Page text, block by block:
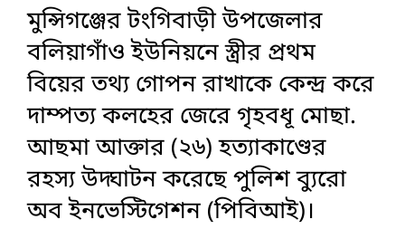
মুন্সিগঞ্জের টংগিবাড়ী উপজেলার
বলিয়াগাঁও ইউনিয়নে স্ত্রীর প্রথম
বিয়ের তথ্য গোপন রাখাকে কেন্দ্র করে
দাম্পত্য কলহের জেরে গৃহবধূ মোছা.
আছমা আক্তার (২৬) হত্যাকাণ্ডের
রহস্য উদ্ঘাটন করেছে পুলিশ ব্যুরো
অব ইনভেস্টিগেশন (পিবিআই)।